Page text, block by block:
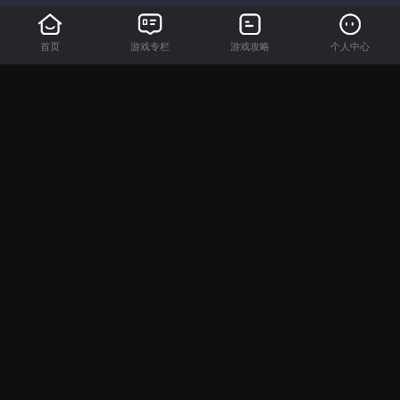
首页 游戏专栏 游戏攻略 个人中心